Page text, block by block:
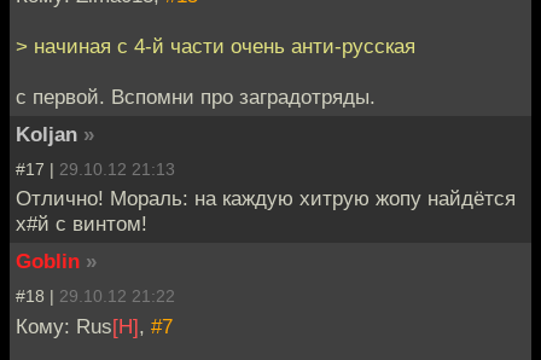
> начиная с 4-й части очень анти-русская
с первой. Вспомни про заградотряды.
Koljan »
#17 | 29.10.12 21:13
Отлично! Мораль: на каждую хитрую жопу найдётся
х#й с винтом!
Goblin »
#18 | 29.10.12 21:22
Кому: Rus[H], #7